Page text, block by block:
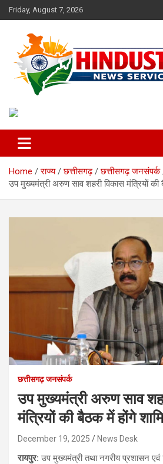
Skip
to
Friday, August 7, 2026
Hindustan News
Home राज्य छत्तीसगढ़
छत्तीसगढ़ जनसंपर्क
उप मुख्यमंत्री अरुण साव शहरी विकास मंत्रियों की
छत्तीसगढ़ जनसंपर्क
उप मुख्यमंत्री अरुण साव
मंत्रियों की बैठक में होंगे
December 19, 2025 News Desk
रायपुर:उप मुख्यमंत्री तथा नगरीय प्रशासन